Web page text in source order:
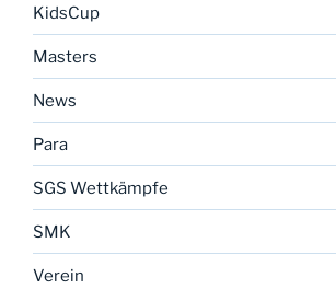
KidsCup
Masters
News
Para
SGS Wettkämpfe
SMK
Verein